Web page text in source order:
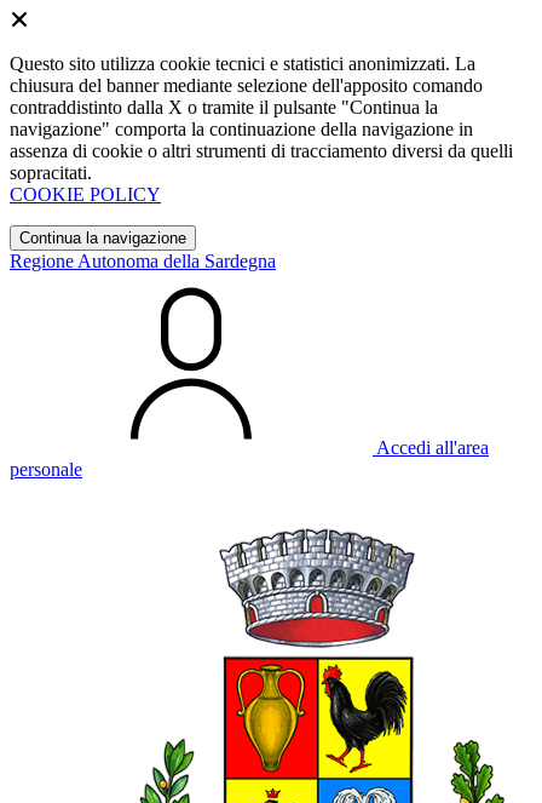
Questo sito utilizza cookie tecnici e statistici anonimizzati. La
chiusura del banner mediante selezione dell'apposito comando
contraddistinto dalla X o tramite il pulsante "Continua la
navigazione" comporta la continuazione della navigazione in
assenza di cookie o altri strumenti di tracciamento diversi da quelli
sopracitati.
COOKIE POLICY
Continua la navigazione
Regione Autonoma della Sardegna
Accedi all'area
personale